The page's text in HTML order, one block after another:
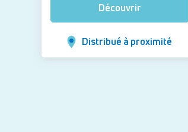
Découvrir
Distribué à proximité